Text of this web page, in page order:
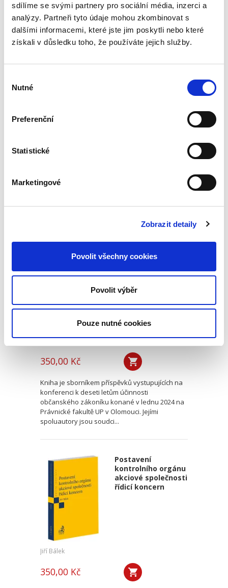
sdílíme se svými partnery pro sociální média, inzerci a
analýzy. Partneři tyto údaje mohou zkombinovat s
dalšími informacemi, které jste jim poskytli nebo které
získali v důsledku toho, že používáte jejich služby.
souhlasu
Nutné
Preferenční
Statistické
Marketingové
Zobrazit detaily
Povolit všechny cookies
Povolit výběr
Pouze nutné cookies
Nepominutelný
dědic a jeho
340,00 Kč
nepominutelného dědice, jeho vydědění a
občanského
Renáta Šínová,
350,00 Kč
Kniha je sborníkem příspěvků vystupujících na
konferenci k deseti letům účinnosti
občanského zákoníku konané v lednu 2024 na
Právnické fakultě UP v Olomouci. Jejími
spoluautory jsou soudci...
Postavení
kontrolního orgánu
akciové společnosti
řídicí koncern
Jiří Bálek
350,00 Kč